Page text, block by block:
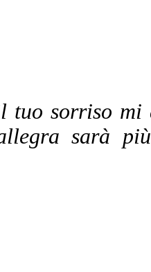
sorriso mi
sarà